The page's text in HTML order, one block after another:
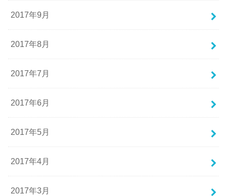
2017年9月
2017年8月
2017年7月
2017年6月
2017年5月
2017年4月
2017年3月